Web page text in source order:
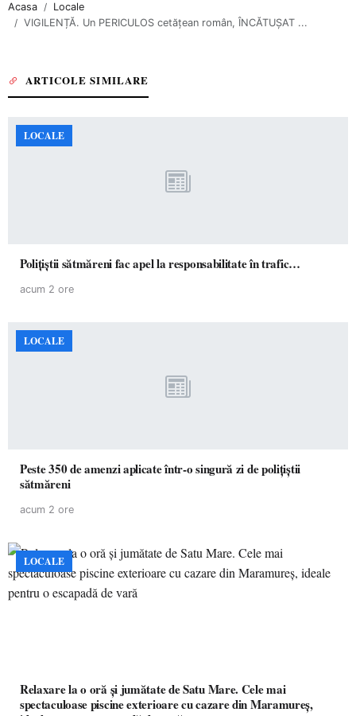
Acasa
Locale
VIGILENȚĂ. Un PERICULOS cetățean român, ÎNCĂTUȘAT ...
ARTICOLE SIMILARE
LOCALE
Polițiștii sătmăreni fac apel la responsabilitate în trafic…
acum 2 ore
LOCALE
Peste 350 de amenzi aplicate într-o singură zi de polițiștii
sătmăreni
acum 2 ore
LOCALE
Relaxare la o oră și jumătate de Satu Mare. Cele mai
spectaculoase piscine exterioare cu cazare din Maramureș,